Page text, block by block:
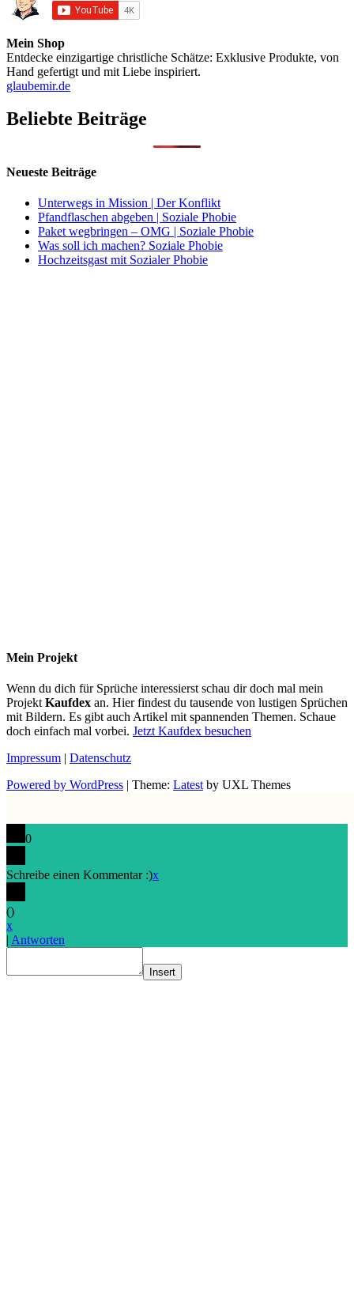
Mein Shop
Entdecke einzigartige christliche Schätze: Exklusive Produkte, von
Hand gefertigt und mit Liebe inspiriert.
glaubemir.de
Beliebte Beiträge
Neueste Beiträge
Unterwegs in Mission | Der Konflikt
Pfandflaschen abgeben | Soziale Phobie
Paket wegbringen – OMG | Soziale Phobie
Was soll ich machen? Soziale Phobie
Hochzeitsgast mit Sozialer Phobie
Mein Projekt
Wenn du dich für Sprüche interessierst schau dir doch mal mein
Projekt Kaufdex an. Hier findest du tausende von lustigen Sprüchen
mit Bildern. Es gibt auch Artikel mit spannenden Themen. Schaue
doch einfach mal vorbei. Jetzt Kaufdex besuchen
Impressum | Datenschutz
Powered by WordPress | Theme: Latest by UXL Themes
0
Schreibe einen Kommentar :)x
()
x
| Antworten
Insert